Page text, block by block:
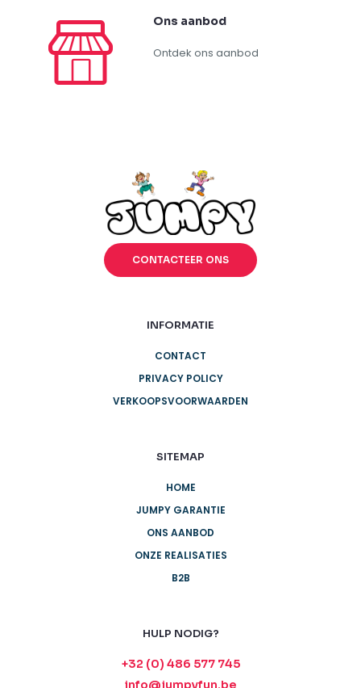
Ons aanbod
Ontdek ons aanbod
CONTACTEER ONS
INFORMATIE
CONTACT
PRIVACY POLICY
VERKOOPSVOORWAARDEN
SITEMAP
HOME
JUMPY GARANTIE
ONS AANBOD
ONZE REALISATIES
B2B
HULP NODIG?
+32 (0) 486 577 745
info@jumpyfun.be